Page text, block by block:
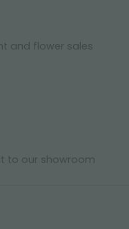
and flower sales
to our showroom